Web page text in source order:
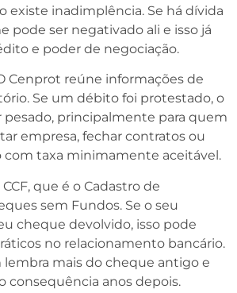
existe inadimplência. Se há dívida
pode ser negativado ali e isso já
e poder de negociação.
Cenprot reúne informações de
Se um débito foi protestado, o
principalmente para quem
empresa, fechar contratos ou
taxa minimamente aceitável.
que é o Cadastro de
sem Fundos. Se o seu
cheque devolvido, isso pode
no relacionamento bancário.
mais do cheque antigo e
consequência anos depois.